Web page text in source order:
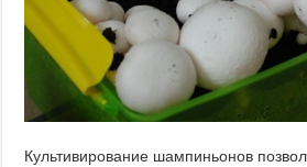
Культивирование шампиньонов